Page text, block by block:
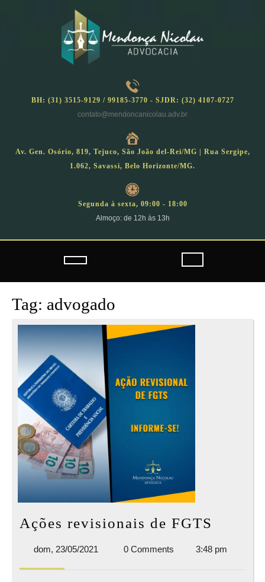
BH: (31) 3515-9129 / 99185-3770 - SJDR: (32) 4107-0727
contato@mendoncanicolau.adv.br
Av. Gen. Osório, 819, Tejuco, São João del-Rei/MG | Rua Sergipe,
1.062, Savassi, Belo Horizonte/MG.
Segunda à sexta, 09:00 - 18:00
Almoço: de 12h às 13h
Open
Button
Tag: advogado
Ações revisionais de FGTS
de
dom, 23/05/2021 0 Comments 3:48 pm